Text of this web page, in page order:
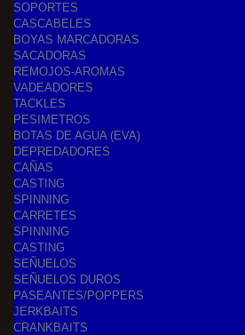
SOPORTES
CASCABELES
BOYAS MARCADORAS
SACADORAS
REMOJOS-AROMAS
VADEADORES
TACKLES
PESIMETROS
BOTAS DE AGUA (EVA)
DEPREDADORES
CAÑAS
CASTING
SPINNING
CARRETES
SPINNING
CASTING
SEÑUELOS
SEÑUELOS DUROS
PASEANTES/POPPERS
JERKBAITS
CRANKBAITS